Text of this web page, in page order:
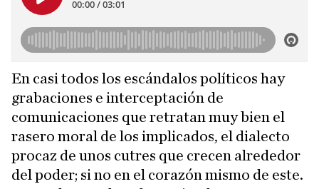
En casi todos los escándalos políticos hay
grabaciones e interceptación de
comunicaciones que retratan muy bien el
rasero moral de los implicados, el dialecto
procaz de unos cutres que crecen alrededor
del poder; si no en el corazón mismo de este.